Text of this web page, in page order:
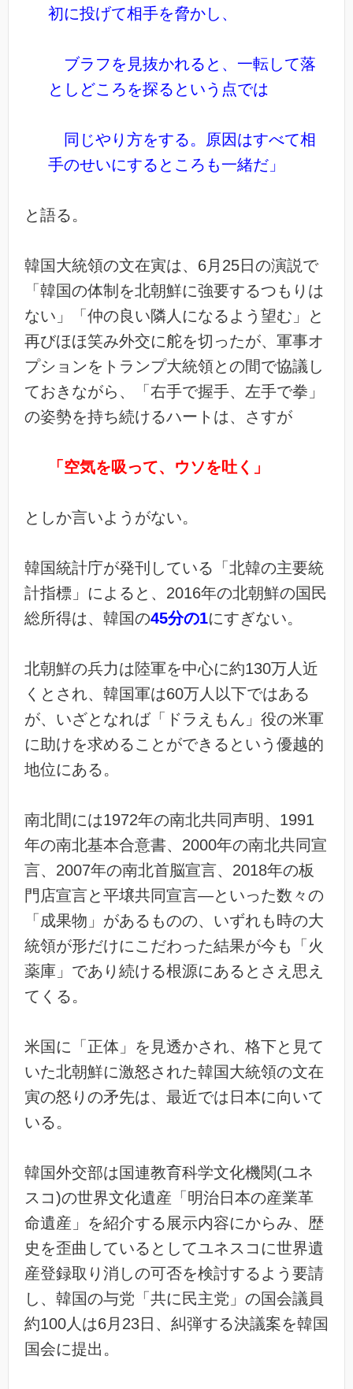
初に投げて相手を脅かし、
ブラフを見抜かれると、一転して落
としどころを探るという点では
同じやり方をする。原因はすべて相
手のせいにするところも一緒だ」
と語る。
韓国大統領の文在寅は、6月25日の演説で
「韓国の体制を北朝鮮に強要するつもりは
ない」「仲の良い隣人になるよう望む」と
再びほほ笑み外交に舵を切ったが、軍事オ
プションをトランプ大統領との間で協議し
ておきながら、「右手で握手、左手で拳」
の姿勢を持ち続けるハートは、さすが
「空気を吸って、ウソを吐く」
としか言いようがない。
韓国統計庁が発刊している「北韓の主要統
計指標」によると、2016年の北朝鮮の国民
総所得は、韓国の45分の1にすぎない。
北朝鮮の兵力は陸軍を中心に約130万人近
くとされ、韓国軍は60万人以下ではある
が、いざとなれば「ドラえもん」役の米軍
に助けを求めることができるという優越的
地位にある。
南北間には1972年の南北共同声明、1991
年の南北基本合意書、2000年の南北共同宣
言、2007年の南北首脳宣言、2018年の板
門店宣言と平壌共同宣言―といった数々の
「成果物」があるものの、いずれも時の大
統領が形だけにこだわった結果が今も「火
薬庫」であり続ける根源にあるとさえ思え
てくる。
米国に「正体」を見透かされ、格下と見て
いた北朝鮮に激怒された韓国大統領の文在
寅の怒りの矛先は、最近では日本に向いて
いる。
韓国外交部は国連教育科学文化機関(ユネ
スコ)の世界文化遺産「明治日本の産業革
命遺産」を紹介する展示内容にからみ、歴
史を歪曲しているとしてユネスコに世界遺
産登録取り消しの可否を検討するよう要請
し、韓国の与党「共に民主党」の国会議員
約100人は6月23日、糾弾する決議案を韓国
国会に提出。